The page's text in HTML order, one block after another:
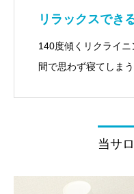
リラックスでき
140度傾くリクライ
間で思わず寝てしま
当サ